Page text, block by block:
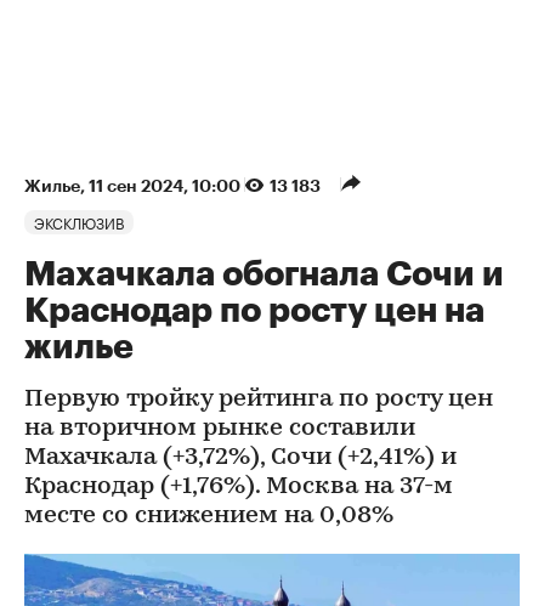
Жилье⁠, 11 сен 2024, 10:00 13 183
ЭКСКЛЮЗИВ
Махачкала обогнала Сочи и
Краснодар по росту цен на
жилье
Первую тройку рейтинга по росту цен
на вторичном рынке составили
Махачкала (+3,72%), Сочи (+2,41%) и
Краснодар (+1,76%). Москва на 37-м
месте со снижением на 0,08%